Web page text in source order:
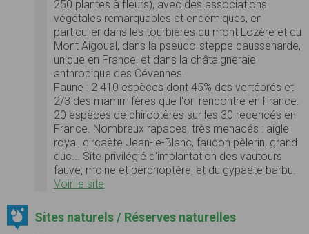
250 plantes à fleurs), avec des associations
végétales remarquables et endémiques, en
particulier dans les tourbières du mont Lozère et du
Mont Aigoual, dans la pseudo-steppe caussenarde,
unique en France, et dans la châtaigneraie
anthropique des Cévennes.
Faune : 2 410 espèces dont 45% des vertébrés et
2/3 des mammifères que l'on rencontre en France.
20 espèces de chiroptères sur les 30 recencés en
France. Nombreux rapaces, très menacés : aigle
royal, circaète Jean-le-Blanc, faucon pèlerin, grand
duc... Site privilégié d'implantation des vautours
fauve, moine et percnoptère, et du gypaète barbu.
Voir le site
Sites naturels / Réserves naturelles